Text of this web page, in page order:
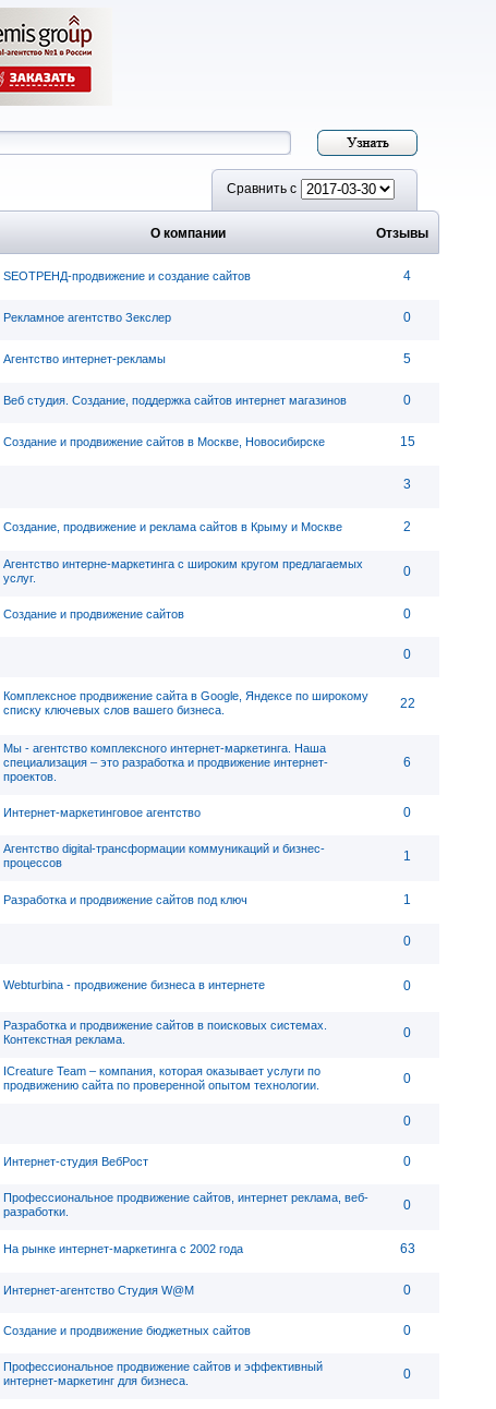
Сравнить с
О компании Отзывы
SEOТРЕНД-продвижение и создание сайтов 4
Рекламное агентство Зекслер 0
Агентство интернет-рекламы 5
Веб студия. Создание, поддержка сайтов интернет магазинов 0
Создание и продвижение сайтов в Москве, Новосибирске 15
3
Создание, продвижение и реклама сайтов в Крыму и Москве 2
Агентство интерне-маркетинга с широким кругом предлагаемых
услуг.
0
Создание и продвижение сайтов 0
0
Комплексное продвижение сайта в Google, Яндексе по широкому
списку ключевых слов вашего бизнеса.
22
Мы - агентство комплексного интернет-маркетинга. Наша
специализация – это разработка и продвижение интернет-
проектов.
6
Интернет-маркетинговое агентство 0
Агентство digital-трансформации коммуникаций и бизнес-
процессов
1
Разработка и продвижение сайтов под ключ 1
0
Webturbina - продвижение бизнеса в интернете 0
Разработка и продвижение сайтов в поисковых системах.
Контекстная реклама.
0
ICreature Team – компания, которая оказывает услуги по
продвижению сайта по проверенной опытом технологии.
0
0
Интернет-студия ВебРост 0
Профессиональное продвижение сайтов, интернет реклама, веб-
разработки.
0
На рынке интернет-маркетинга с 2002 года 63
Интернет-агентство Студия W@M 0
Создание и продвижение бюджетных сайтов 0
Профессиональное продвижение сайтов и эффективный
интернет-маркетинг для бизнеса.
0